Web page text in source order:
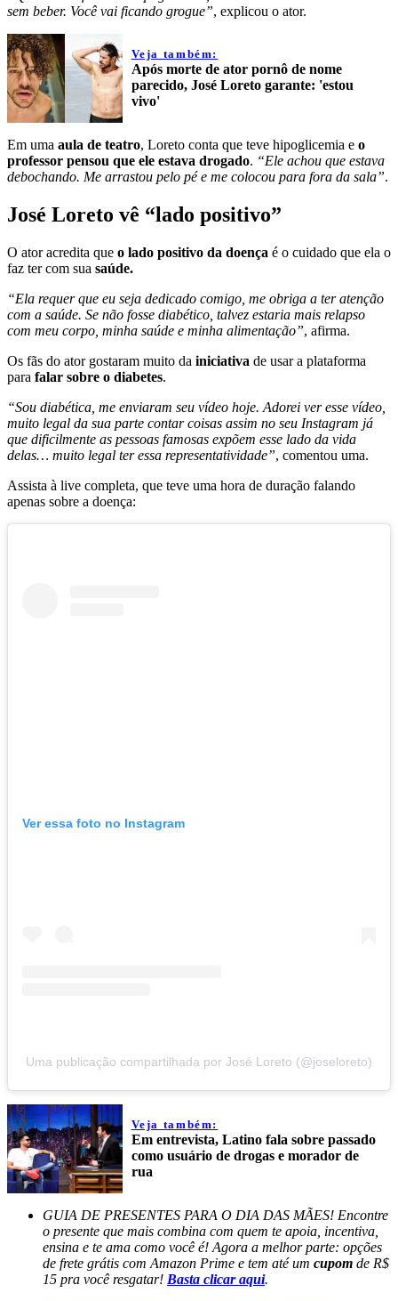
sem beber. Você vai ficando grogue”, explicou o ator.
Veja também:
Após morte de ator pornô de nome
parecido, José Loreto garante: 'estou
vivo'
Em uma aula de teatro, Loreto conta que teve hipoglicemia e o
professor pensou que ele estava drogado. “Ele achou que estava
debochando. Me arrastou pelo pé e me colocou para fora da sala”.
José Loreto vê “lado positivo”
O ator acredita que o lado positivo da doença é o cuidado que ela o
faz ter com sua saúde.
“Ela requer que eu seja dedicado comigo, me obriga a ter atenção
com a saúde. Se não fosse diabético, talvez estaria mais relapso
com meu corpo, minha saúde e minha alimentação”, afirma.
Os fãs do ator gostaram muito da iniciativa de usar a plataforma
para falar sobre o diabetes.
“Sou diabética, me enviaram seu vídeo hoje. Adorei ver esse vídeo,
muito legal da sua parte contar coisas assim no seu Instagram já
que dificilmente as pessoas famosas expõem esse lado da vida
delas… muito legal ter essa representatividade”, comentou uma.
Assista à live completa, que teve uma hora de duração falando
apenas sobre a doença:
Ver essa foto no Instagram
Uma publicação compartilhada por José Loreto (@joseloreto)
Veja também:
Em entrevista, Latino fala sobre passado
como usuário de drogas e morador de
rua
GUIA DE PRESENTES PARA O DIA DAS MÃES! Encontre
o presente que mais combina com quem te apoia, incentiva,
ensina e te ama como você é! Agora a melhor parte: opções
de frete grátis com Amazon Prime e tem até um cupom de R$
15 pra você resgatar! Basta clicar aqui.